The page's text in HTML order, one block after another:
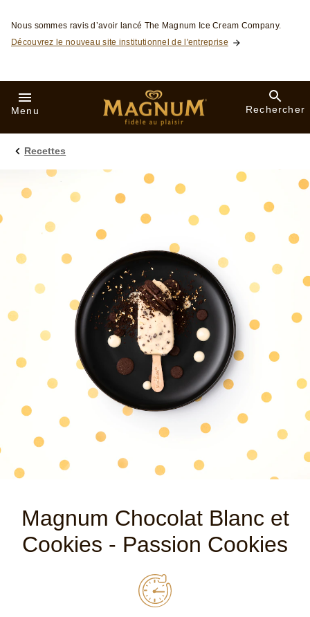
Nous sommes ravis d’avoir lancé The Magnum Ice Cream Company.
Découvrez le nouveau site institutionnel de l'entreprise
Menu Rechercher
Recettes
Magnum Chocolat Blanc et
Cookies - Passion Cookies